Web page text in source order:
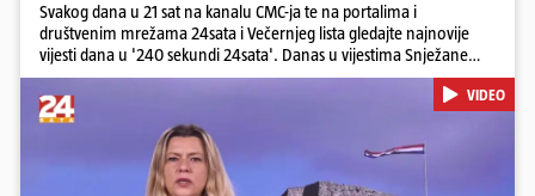
Svakog dana u 21 sat na kanalu CMC-ja te na portalima i
društvenim mrežama 24sata i Večernjeg lista gledajte najnovije
vijesti dana u '240 sekundi 24sata'. Danas u vijestima Snježane
Krnetić: Hrvatska je obilježila 31. obljetnicu Oluje, a pažnju je
privuklo ignoriranje predsjednika Zorana Milanovića i premijera
Andreja Plenkovića u Kninu. Donosimo i detalje o većim
braniteljskim mirovinama, apelu obitelji Hrvata u komi u Irskoj,
upozorenjima nakon nove tragedije na električnom romobilu te
smanjenju proizvodnje u nuklearnoj elektrani Krško.
VIDEO